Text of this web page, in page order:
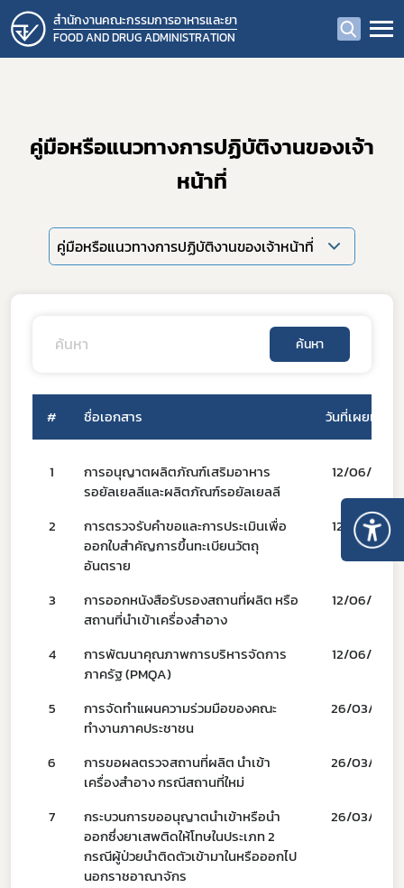
สำนักงานคณะกรรมการอาหารและยา
FOOD AND DRUG ADMINISTRATION
คู่มือหรือแนวทางการปฏิบัติงานของเจ้า
หน้าที่
คู่มือหรือแนวทางการปฏิบัติงานของเจ้าหน้าที่
ค้นหา
# ชื่อเอกสาร วันที่เผยแพร่
1
การอนุญาตผลิตภัณฑ์เสริมอาหาร
รอยัลเยลลีและผลิตภัณฑ์รอยัลเยลลี
12/06/69
2
การตรวจรับคำขอและการประเมินเพื่อ
ออกใบสำคัญการขึ้นทะเบียนวัตถุ
อันตราย
12/06/69
3
การออกหนังสือรับรองสถานที่ผลิต หรือ
สถานที่นำเข้าเครื่องสำอาง
12/06/69
4
การพัฒนาคุณภาพการบริหารจัดการ
ภาครัฐ (PMQA)
12/06/69
5
การจัดทำแผนความร่วมมือของคณะ
ทำงานภาคประชาชน
26/03/68
6
การขอผลตรวจสถานที่ผลิต นำเข้า
เครื่องสำอาง กรณีสถานที่ใหม่
26/03/68
7
กระบวนการขออนุญาตนำเข้าหรือนำ
ออกซึ่งยาเสพติดให้โทษในประเภท 2
กรณีผู้ป่วยนำติดตัวเข้ามาในหรือออกไป
นอกราชอาณาจักร
26/03/68
Subscribe
เลือกหัวข้อที่ท่านต้องการ Subscribe